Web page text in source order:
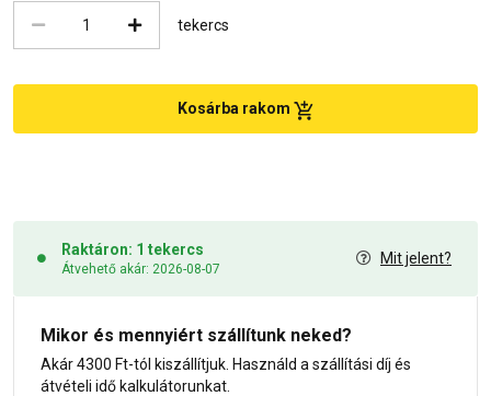
tekercs
Kosárba rakom
Raktáron: 1 tekercs
Átvehető akár: 2026-08-07
Mit jelent?
Mikor és mennyiért szállítunk neked?
Akár 4300 Ft-tól kiszállítjuk. Használd a szállítási díj és
átvételi idő kalkulátorunkat.